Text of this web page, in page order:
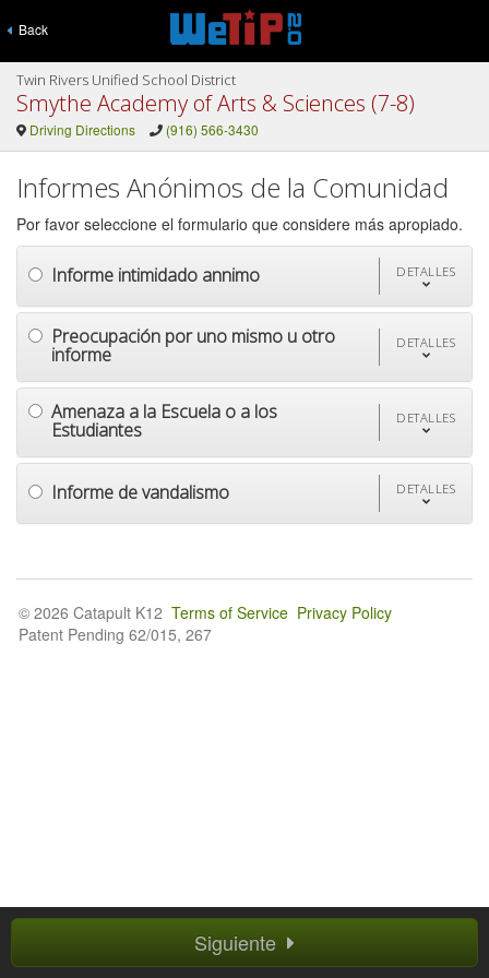
Back
Twin Rivers Unified School District
Smythe Academy of Arts & Sciences (7-8)
Driving Directions (916) 566-3430
Informes Anónimos de la Comunidad
Por favor seleccione el formulario que considere más apropiado.
Informe intimidado annimo DETALLES
Preocupación por uno mismo u otro
informe
DETALLES
Amenaza a la Escuela o a los
Estudiantes
DETALLES
Informe de vandalismo DETALLES
Siguiente
© 2026 Catapult K12 Terms of Service Privacy Policy
Patent Pending 62/015, 267